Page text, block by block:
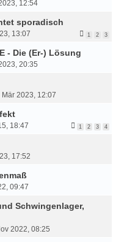
12:54
sporadisch
13:07 1 2 3
- Die (Er-) Lösung
20:35
Mär 2023, 12:07
18:47 1 2 3 4
17:52
09:47
Schwingenlager,
2022, 08:25